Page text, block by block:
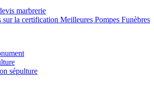
marbrerie
sur la certification Meilleures Pompes Funèbres
sépulture